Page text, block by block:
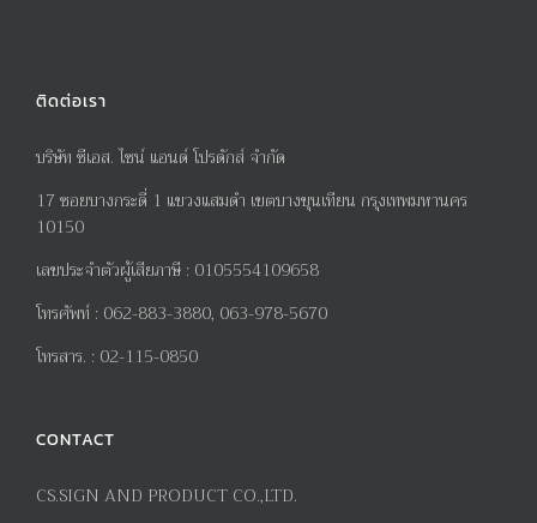
ติดต่อเรา
บริษัท ซีเอส. ไซน์ แอนด์ โปรดักส์ จำกัด
17ซอยบางกระดี่ 1 แขวงแสมดำ เขตบางขุนเทียน กรุงเทพมหานคร
10150
เลขประจำตัวผู้เสียภาษี : 0105554109658
โทรศัพท์ : 062-883-3880, 063-978-5670
โทรสาร. : 02-115-0850
CONTACT
CS.SIGN AND PRODUCT CO.,LTD.